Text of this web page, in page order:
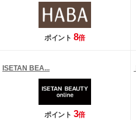
ポイント 8倍
ISETAN BEA...
ポイント 3倍